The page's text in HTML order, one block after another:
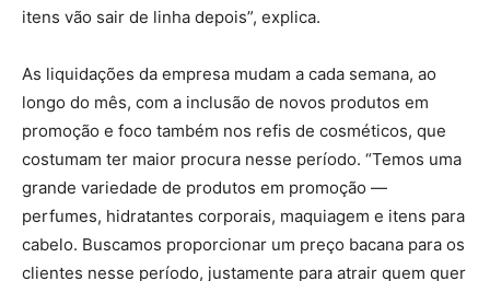
itens vão sair de linha depois”, explica.
As liquidações da empresa mudam a cada semana, ao
longo do mês, com a inclusão de novos produtos em
promoção e foco também nos refis de cosméticos, que
costumam ter maior procura nesse período. “Temos uma
grande variedade de produtos em promoção —
perfumes, hidratantes corporais, maquiagem e itens para
cabelo. Buscamos proporcionar um preço bacana para os
clientes nesse período, justamente para atrair quem quer